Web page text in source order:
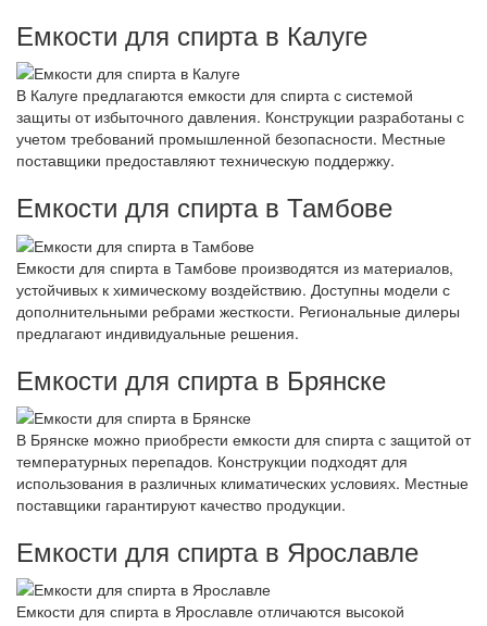
Емкости для спирта в Калуге
В Калуге предлагаются емкости для спирта с системой
защиты от избыточного давления. Конструкции разработаны с
учетом требований промышленной безопасности. Местные
поставщики предоставляют техническую поддержку.
Емкости для спирта в Тамбове
Емкости для спирта в Тамбове производятся из материалов,
устойчивых к химическому воздействию. Доступны модели с
дополнительными ребрами жесткости. Региональные дилеры
предлагают индивидуальные решения.
Емкости для спирта в Брянске
В Брянске можно приобрести емкости для спирта с защитой от
температурных перепадов. Конструкции подходят для
использования в различных климатических условиях. Местные
поставщики гарантируют качество продукции.
Емкости для спирта в Ярославле
Емкости для спирта в Ярославле отличаются высокой